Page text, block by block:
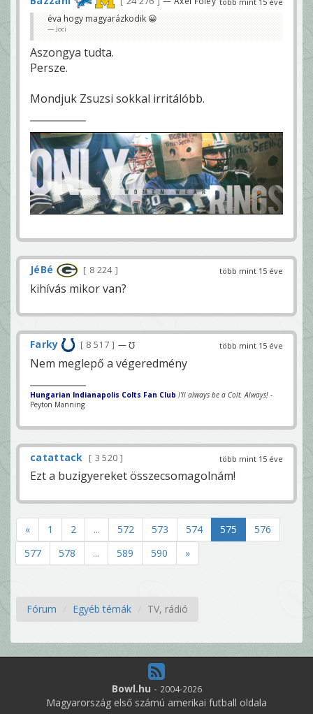
éva hogy magyarázkodik 😀
Joci
Aszongya tudta.
Persze.
Mondjuk Zsuzsi sokkal irritálóbb.
több mint 15 éve
JéBé 8 224
kihívás mikor van?
több mint 15 éve
Farky 8 517 — ℧
Nem meglepő a végeredmény
Hungarian Indianapolis Colts Fan Club I'll always be a Colt. Always! -
Peyton Manning
több mint 15 éve
catattack 3 520
Ezt a buzigyereket összecsomagolnám!
« 1 2 ... 572 573 574 575
576
577
578 ... 589 590 »
Fórum Egyéb témák TV, rádió
Bowl.hu - 2004-2026
Magyarország első számú amerikai futball oldala